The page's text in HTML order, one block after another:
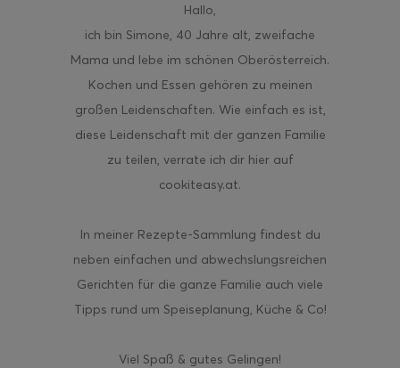
Hallo,
ich bin Simone, 40 Jahre alt, zweifache
Mama und lebe im schönen Oberösterreich.
Kochen und Essen gehören zu meinen
großen Leidenschaften. Wie einfach es ist,
diese Leidenschaft mit der ganzen Familie
zu teilen, verrate ich dir hier auf
cookiteasy.at.
In meiner Rezepte-Sammlung findest du
neben einfachen und abwechslungsreichen
Gerichten für die ganze Familie auch viele
Tipps rund um Speiseplanung, Küche & Co!
Viel Spaß & gutes Gelingen!